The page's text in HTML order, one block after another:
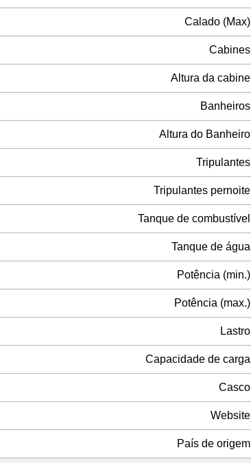
Calado (Max)
Cabines
Altura da cabine
Banheiros
Altura do Banheiro
Tripulantes
Tripulantes pernoite
Tanque de combustível
Tanque de água
Potência (min.)
Potência (max.)
Lastro
Capacidade de carga
Casco
Website
País de origem